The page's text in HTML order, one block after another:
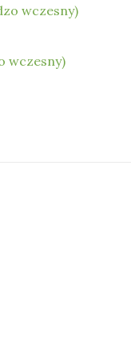
wczesny)